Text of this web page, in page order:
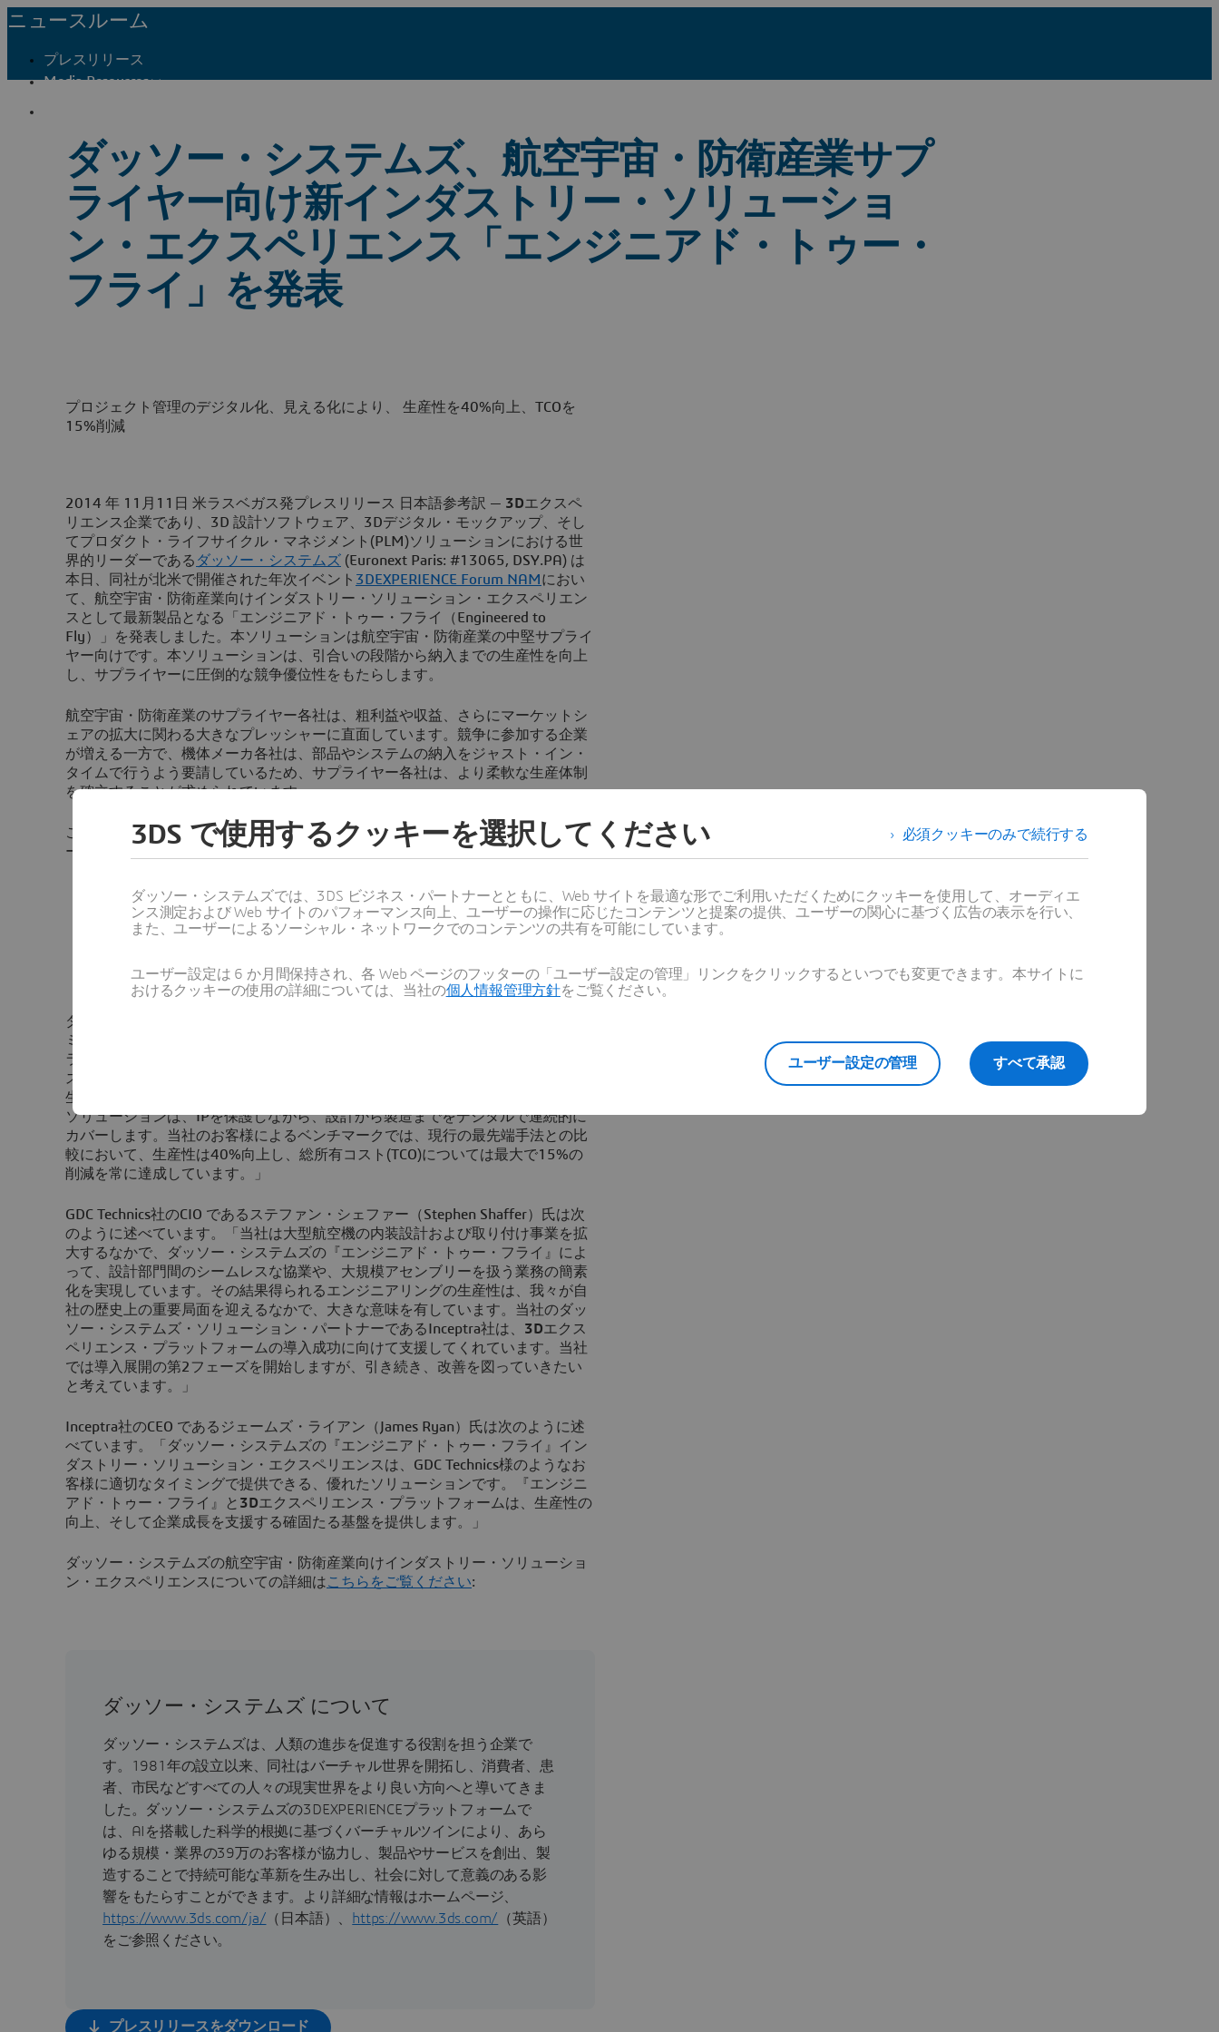
ニュースルーム
プレスリリース
Media Resources
ダッソー・システムズ、航空宇宙・防衛産業サプ
ライヤー向け新インダストリー・ソリューショ
ン・エクスペリエンス「エンジニアド・トゥー・
フライ」を発表
プロジェクト管理のデジタル化、見える化により、 生産性を40%向上、TCOを
15%削減
2014 年 11月11日 米ラスベガス発プレスリリース 日本語参考訳 — 3Dエクスペ
リエンス企業であり、3D 設計ソフトウェア、3Dデジタル・モックアップ、そし
てプロダクト・ライフサイクル・マネジメント(PLM)ソリューションにおける世
界的リーダーである ダッソー・システムズ (Euronext Paris: #13065, DSY.PA) は
本日、同社が北米で開催された年次イベント 3DEXPERIENCE Forum NAM におい
て、航空宇宙・防衛産業向けインダストリー・ソリューション・エクスペリエン
スとして最新製品となる「エンジニアド・トゥー・フライ（Engineered to
Fly）」を発表しました。本ソリューションは航空宇宙・防衛産業の中堅サプライ
ヤー向けです。本ソリューションは、引合いの段階から納入までの生産性を向上
し、サプライヤーに圧倒的な競争優位性をもたらします。
航空宇宙・防衛産業のサプライヤー各社は、粗利益や収益、さらにマーケットシ
ェアの拡大に関わる大きなプレッシャーに直面しています。競争に参加する企業
が増える一方で、機体メーカ各社は、部品やシステムの納入をジャスト・イン・
タイムで行うよう要請しているため、サプライヤー各社は、より柔軟な生産体制
を確立することが求められています。
こうした課題に対応するため、「エンジニアド・トゥー・フライ」インダストリ
ー・ソリューション・エクスペリエンスでは、以下を実現します。
知的財産(IP)を完全に保護しながら、複数のOEMとの協業を実現する、 主導
的かつコントロールされたプログラムの実施
プロジェクトのリアルタイムな実行、事前定義されたテンプレート、および
各主要設計分野の専用ソリューションによって最適化され、設計から製造お
よび生産までの全プロセスを一気通貫でデジタル化
ダッソー・システムズの航空宇宙・防衛産業担当、バイス・プレジデントである
ミシェル・テリエは、次のように述べています。「『エンジニアド・トゥー・フ
ライ』は、（航空宇宙産業における）各主要分野（加工部品、複合材、板金、シ
ステム、設備）を対象とする専用ソリューションを提供し、（サプライヤーの）
生産性を引き上げます。航空宇宙・防衛産業のサプライヤー向けに特化された本
ソリューションは、IPを保護しながら、設計から製造までをデジタルで連続的に
カバーします。当社のお客様によるベンチマークでは、現行の最先端手法との比
較において、生産性は40%向上し、総所有コスト(TCO)については最大で15%の
削減を常に達成しています。」
GDC Technics社のCIO であるステファン・シェファー（Stephen Shaffer）氏は次
のように述べています。「当社は大型航空機の内装設計および取り付け事業を拡
大するなかで、ダッソー・システムズの『エンジニアド・トゥー・フライ』によ
って、設計部門間のシームレスな協業や、大規模アセンブリーを扱う業務の簡素
化を実現しています。その結果得られるエンジニアリングの生産性は、我々が自
社の歴史上の重要局面を迎えるなかで、大きな意味を有しています。当社のダッ
ソー・システムズ・ソリューション・パートナーであるInceptra社は、 3Dエクス
ペリエンス・プラットフォームの導入成功に向けて支援してくれています。当社
では導入展開の第2フェーズを開始しますが、引き続き、改善を図っていきたい
と考えています。」
Inceptra社のCEO であるジェームズ・ライアン（James Ryan）氏は次のように述
べています。「ダッソー・システムズの『エンジニアド・トゥー・フライ』イン
ダストリー・ソリューション・エクスペリエンスは、GDC Technics様のようなお
客様に適切なタイミングで提供できる、優れたソリューションです。『エンジニ
アド・トゥー・フライ』と 3Dエクスペリエンス・プラットフォームは、生産性の
向上、そして企業成長を支援する確固たる基盤を提供します。」
ダッソー・システムズの航空宇宙・防衛産業向けインダストリー・ソリューショ
ン・エクスペリエンスについての詳細はこちらをご覧ください:
ダッソー・システムズ について
ダッソー・システムズは、人類の進歩を促進する役割を担う企業で
す。1981年の設立以来、同社はバーチャル世界を開拓し、消費者、患
者、市民などすべての人々の現実世界をより良い方向へと導いてきま
した。ダッソー・システムズの3DEXPERIENCEプラットフォームで
は、AIを搭載した科学的根拠に基づくバーチャルツインにより、あら
ゆる規模・業界の39万のお客様が協力し、製品やサービスを創出、製
造することで持続可能な革新を生み出し、社会に対して意義のある影
響をもたらすことができます。より詳細な情報はホームページ、
https://www.3ds.com/ja/ （日本語）、 https://www.3ds.com/ （英語）
をご参照ください。
プレスリリースをダウンロード
必須クッキーのみで続行する
3DS で使用するクッキーを選択してください
ダッソー・システムズでは、3DS ビジネス・パートナーとともに、Web サイトを最適な形でご利用いただくためにクッキーを使用して、オーディエ
ンス測定および Web サイトのパフォーマンス向上、ユーザーの操作に応じたコンテンツと提案の提供、ユーザーの関心に基づく広告の表示を行い、
また、ユーザーによるソーシャル・ネットワークでのコンテンツの共有を可能にしています。
ユーザー設定は 6 か月間保持され、各 Web ページのフッターの「ユーザー設定の管理」リンクをクリックするといつでも変更できます。本サイトに
おけるクッキーの使用の詳細については、当社の個人情報管理方針をご覧ください。
すべて承認
ユーザー設定の管理